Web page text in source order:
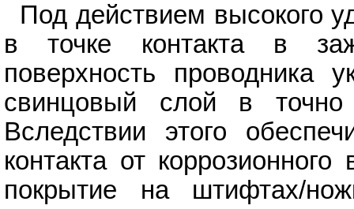
Под действием высокого
в точке контакта в
поверхность проводника
свинцовый слой в точно
Вследствии этого
контакта от
покрытие на штифтах/